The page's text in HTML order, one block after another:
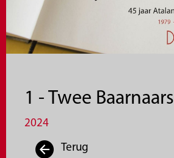
1 - Twee Baarnaars
2024
Terug